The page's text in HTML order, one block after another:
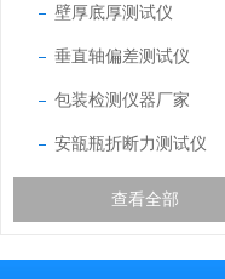
壁厚底厚测试仪
垂直轴偏差测试仪
包装检测仪器厂家
安瓿瓶折断力测试仪
查看全部